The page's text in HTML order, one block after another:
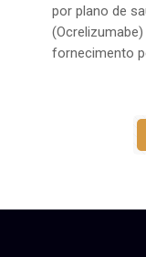
por plano de
fornecimento